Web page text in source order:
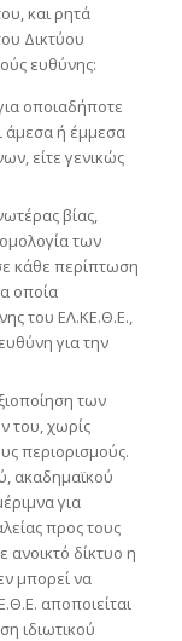
και ρητά
Δικτύου
ευθύνης:
οποιαδήποτε
άμεσα ή έμμεσα
είτε γενικώς
βίας,
των
κάθε περίπτωση
οποία
του ΕΛ.ΚΕ.Θ.Ε.,
για την
των
του, χωρίς
περιορισμούς.
ακαδημαϊκού
για
προς τους
δίκτυο η
μπορεί να
αποποιείται
ιδιωτικού